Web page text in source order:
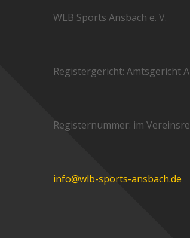
WLB Sports Ansbach e. V.
Registergericht: Amtsgericht
Registernummer: im
info@wlb-sports-ansbach.de